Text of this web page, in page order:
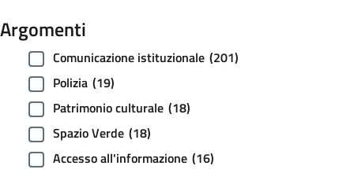
Argomenti
Comunicazione istituzionale (201)
Polizia (19)
Patrimonio culturale (18)
Spazio Verde (18)
Accesso all'informazione (16)